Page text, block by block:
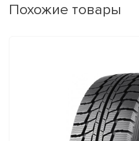
Похожие товары